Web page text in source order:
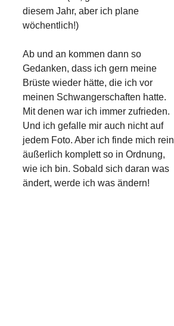
diesem Jahr, aber ich plane
wöchentlich!)
Ab und an kommen dann so
Gedanken, dass ich gern meine
Brüste wieder hätte, die ich vor
meinen Schwangerschaften hatte.
Mit denen war ich immer zufrieden.
Und ich gefalle mir auch nicht auf
jedem Foto. Aber ich finde mich rein
äußerlich komplett so in Ordnung,
wie ich bin. Sobald sich daran was
ändert, werde ich was ändern!